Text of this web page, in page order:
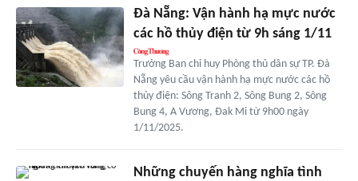
Đà Nẵng: Vận hành hạ mực nước
các hồ thủy điện từ 9h sáng 1/11
Trưởng Ban chỉ huy Phòng thủ dân sự TP. Đà
Nẵng yêu cầu vận hành hạ mực nước các hồ
thủy điện: Sông Tranh 2, Sông Bung 2, Sông
Bung 4, A Vương, Đak Mi từ 9h00 ngày
1/11/2025.
Những chuyến hàng nghĩa tình